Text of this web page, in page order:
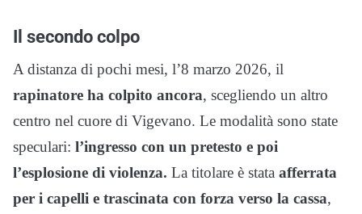
Il secondo colpo
A distanza di pochi mesi, l’8 marzo 2026, il
rapinatore ha colpito ancora, scegliendo un altro
centro nel cuore di Vigevano. Le modalità sono state
speculari: l’ingresso con un pretesto e poi
l’esplosione di violenza. La titolare è stata afferrata
per i capelli e trascinata con forza verso la cassa,